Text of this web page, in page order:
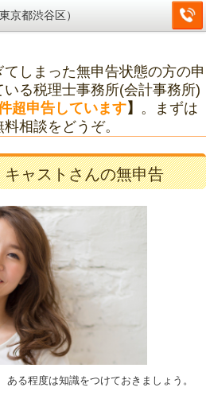
京都渋谷区）
しまった無申告状態の方の申
る税理士事務所(会計事務所)
超申告しています】 。まずは
相談をどうぞ。
ャストさんの無申告
る程度は知識をつけておきましょう。